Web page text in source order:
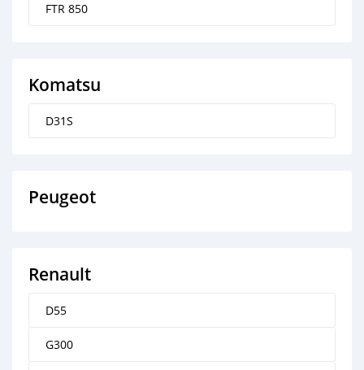
FTR 850
Komatsu
D31S
Peugeot
Renault
D55
G300